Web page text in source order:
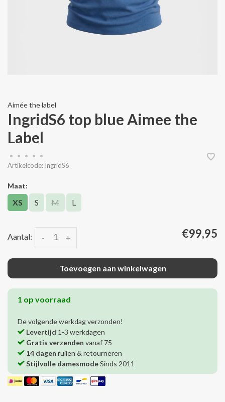
Aímée the label
IngridS6 top blue Aimee the
Label
• • • •
•
Artikelcode: IngridS6
Maat:
XS S M L
Aantal: +
- €99,95
Toevoegen aan winkelwagen
1 op voorraad
De volgende werkdag verzonden!
Levertijd 1-3 werkdagen
Gratis verzenden vanaf 75
14 dagen ruilen & retourneren
Stijlvolle damesmodeSinds 2011